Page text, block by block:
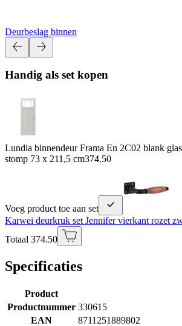
Deurbeslag binnen
Handig als set kopen
Lundia binnendeur Frama En 2C02 blank
stomp 73 x 211,5 cm374.50
Voeg product toe aan set
Karwei deurkruk set Jennifer vierkant rozet
Totaal 374.50
Specificaties
Product
Productnummer 330615
EAN
8711251889802